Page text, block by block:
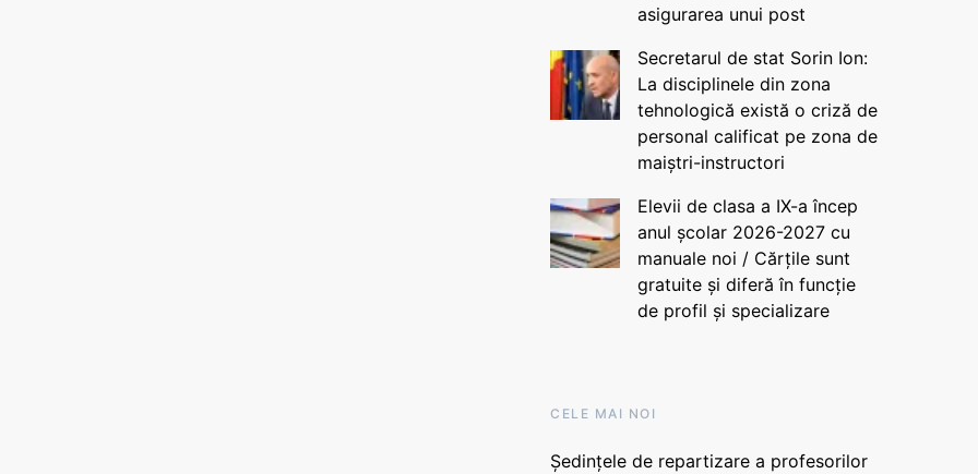
asigurarea unui post
Secretarul de stat Sorin Ion:
La disciplinele din zona
tehnologică există o criză de
personal calificat pe zona de
maiștri-instructori
Elevii de clasa a IX-a încep
anul școlar 2026-2027 cu
manuale noi / Cărțile sunt
gratuite și diferă în funcție
de profil și specializare
CELE MAI NOI
Ședințele de repartizare a profesorilor